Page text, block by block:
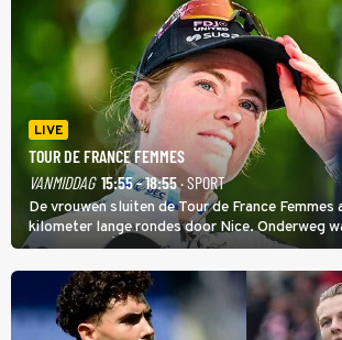
LIVE
TOUR DE FRANCE FEMMES
VANMIDDAG 15:55 - 18:55· SPORT
De vrouwen sluiten de Tour de France
kilometer lange rondes door Nice. Onderweg
zware Col d'Èze. Aan de finish op de
de eindwinnaar de laatste gele trui.